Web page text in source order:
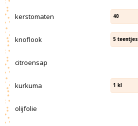
kerstomaten 40
knoflook 5 teentjes
citroensap
kurkuma 1 kl
olijfolie